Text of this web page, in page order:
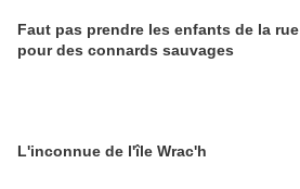
Faut pas prendre les enfants de la rue
pour des connards sauvages
L'inconnue de l'île Wrac'h